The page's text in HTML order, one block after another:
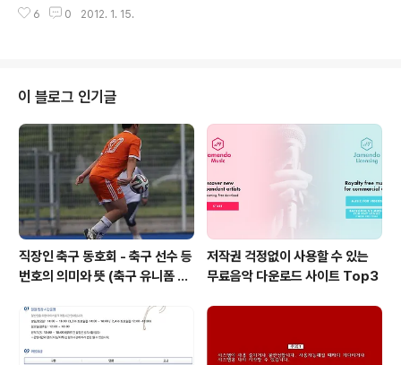
수동적인 음악감상이 아니라 지각적이고 인식적인 음악감
도움이 되고 싶은 마음으로 드리는 글입니다. 이 아름답고
클래식 음악은 기득권층을 위한 문화라든가 잘난 척하려는
사람이나 듣는 것이라는 편견을 갖고 있는 사람들이 의외
로 적지 않습니다. 그래서 클래식 음악을 정말 좋아하는 사
람들을 색안경을 끼고 바라보거나 그 진심을 오해하는 일
이 종종 있는 것 같습니다. 그러나 오늘날 클래식으로 불리
는 음악이 창작 당시에는 일반 민중을 위한 ..
6 0 2012. 1. 15.
이 블로그 인기글
직장인 축구 동호회 - 축구 선수 등
번호의 의미와 뜻 (축구 유니폼 번
저작권 걱정없이 사용할 수 있는
무료음악 다운로드 사이트 Top3